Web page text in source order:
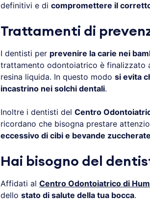
definitivi e di compromettere il
Trattamenti di
I dentisti per prevenire la carie nei
trattamento odontoiatrico è finalizzato
resina liquida. In questo modo si evita
incastrino nei solchi dentali.
Inoltre i dentisti del Centro
ricordano che bisogna prestare
eccessivo di cibi e bevande zuccherate
Hai bisogno del
Affidati al Centro Odontoiatrico di
dello stato di salute della tua bocca.